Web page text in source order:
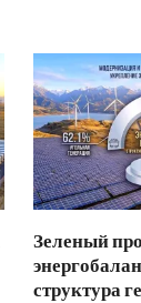
Зеленый
структура